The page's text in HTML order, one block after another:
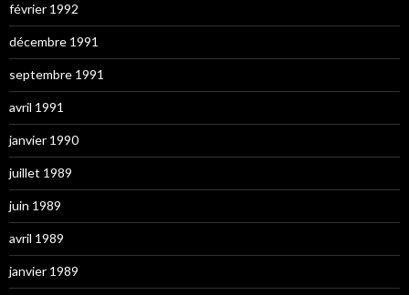
février 1992
décembre 1991
septembre 1991
avril 1991
janvier 1990
juillet 1989
juin 1989
avril 1989
janvier 1989